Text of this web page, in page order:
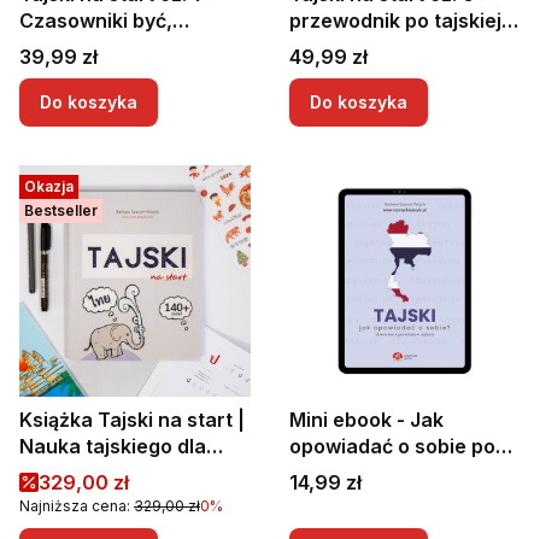
Czasowniki być,
wskazanie położenia,
narodowości, miejsca,
zawody, lokalizacja
Cena
39,99 zł
Do koszyka
przewodnik po tajskiej
wymowie + nagrania
viedo i audio | Tajski
wymowa | Wymowa
tajskiego
Cena
49,99 zł
Do koszyka
Okazja
Bestseller
Książka Tajski na start |
Nauka tajskiego dla
początkujących | Tajski
od podstaw
Cena promocyjna
329,00 zł
Najniższa cena: 329,00 zł0%
Mini ebook - Jak
opowiadać o sobie po
tajsku | Tajski dla
początkujących |
Podstawowe zwroty po
Cena
14,99 zł